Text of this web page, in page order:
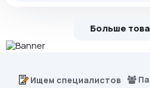
Больше
Ищем специалистов